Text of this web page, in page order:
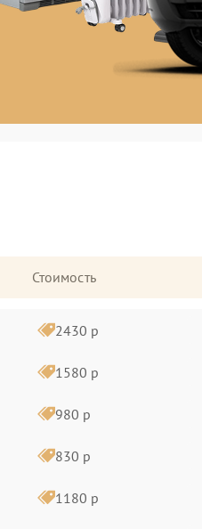
Стоимость
2430 р
1580 р
980 р
830 р
1180 р